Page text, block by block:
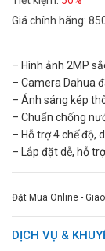
Giá chính hãng:
– Hình ảnh 2MP
– Camera Dahua
– Ánh sáng kép
– Chuẩn chống
– Hỗ trợ 4 chế độ,
– Lắp đặt dễ, hỗ
Đặt Mua Online -
DỊCH VỤ &